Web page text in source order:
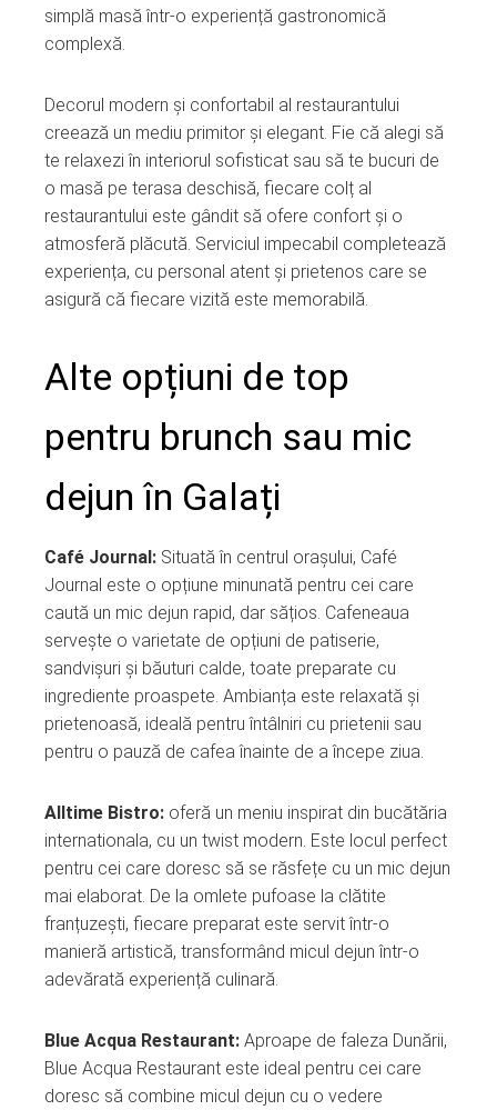
simplă masă într-o experiență gastronomică
complexă.
Decorul modern și confortabil al restaurantului
creează un mediu primitor și elegant. Fie că alegi să
te relaxezi în interiorul sofisticat sau să te bucuri de
o masă pe terasa deschisă, fiecare colț al
restaurantului este gândit să ofere confort și o
atmosferă plăcută. Serviciul impecabil completează
experiența, cu personal atent și prietenos care se
asigură că fiecare vizită este memorabilă.
Alte opțiuni de top
pentru brunch sau mic
dejun în Galați
Café Journal: Situată în centrul orașului, Café
Journal este o opțiune minunată pentru cei care
caută un mic dejun rapid, dar sățios. Cafeneaua
servește o varietate de opțiuni de patiserie,
sandvișuri și băuturi calde, toate preparate cu
ingrediente proaspete. Ambianța este relaxată și
prietenoasă, ideală pentru întâlniri cu prietenii sau
pentru o pauză de cafea înainte de a începe ziua.
Alltime Bistro: oferă un meniu inspirat din bucătăria
internationala, cu un twist modern. Este locul perfect
pentru cei care doresc să se răsfețe cu un mic dejun
mai elaborat. De la omlete pufoase la clătite
franțuzești, fiecare preparat este servit într-o
manieră artistică, transformând micul dejun într-o
adevărată experiență culinară.
Blue Acqua Restaurant: Aproape de faleza Dunării,
Blue Acqua Restaurant este ideal pentru cei care
doresc să combine micul dejun cu o vedere